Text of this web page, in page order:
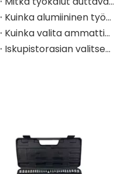
Kuinka alumiininen työkalukärrykotelo parantaa mobiilityökalujen säilytystä
Kuinka valita ammattimainen eristetty työkalusarja sähkötöihin
Iskupistorasian valitseminen automaattiseen korjaukseen